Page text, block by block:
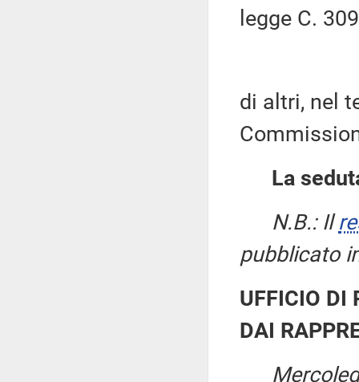
legge C.
di altri, nel
La
N.B.: Il
pubblicato
UFFICIO DI
DAI